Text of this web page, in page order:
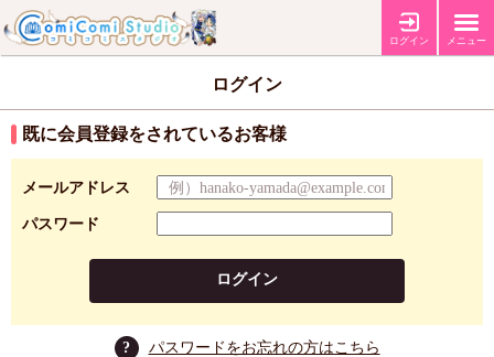
ログイン メニュー
ログイン
既に会員登録をされているお客様
メールアドレス
パスワード
ログイン
? パスワードをお忘れの方はこちら